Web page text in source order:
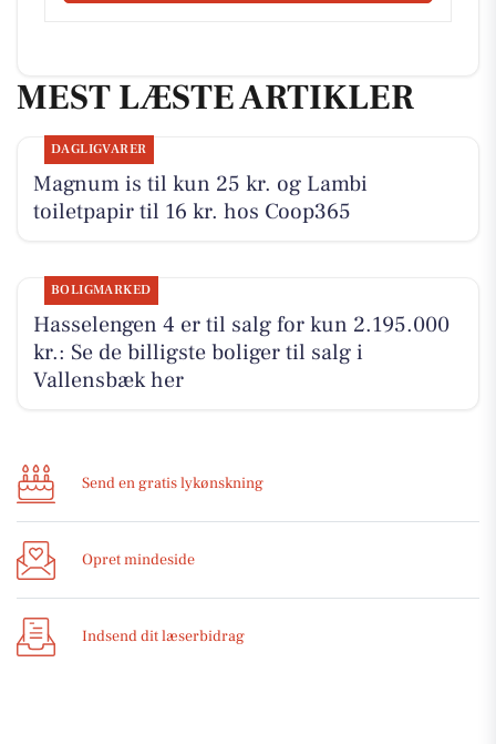
MEST LÆSTE ARTIKLER
DAGLIGVARER
Magnum is til kun 25 kr. og Lambi
toiletpapir til 16 kr. hos Coop365
BOLIGMARKED
Hasselengen 4 er til salg for kun 2.195.000
kr.: Se de billigste boliger til salg i
Vallensbæk her
Send en gratis lykønskning
Opret mindeside
Indsend dit læserbidrag